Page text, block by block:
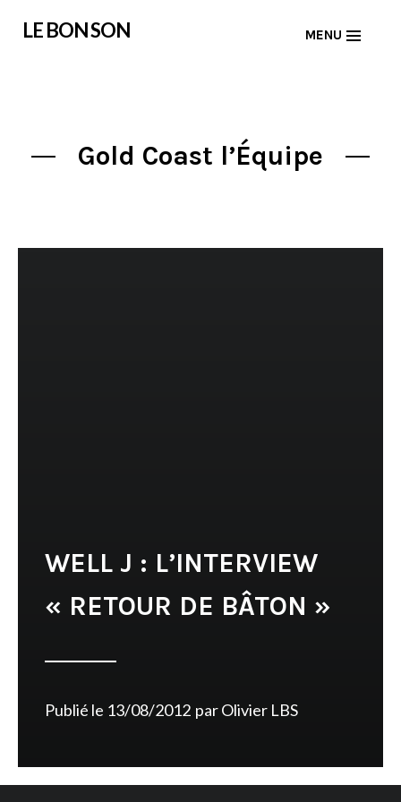
LE BON SON MENU
Gold Coast l’Équipe
WELL J : L’INTERVIEW
« RETOUR DE BÂTON »
Publié le 13/08/2012 parOlivier LBS